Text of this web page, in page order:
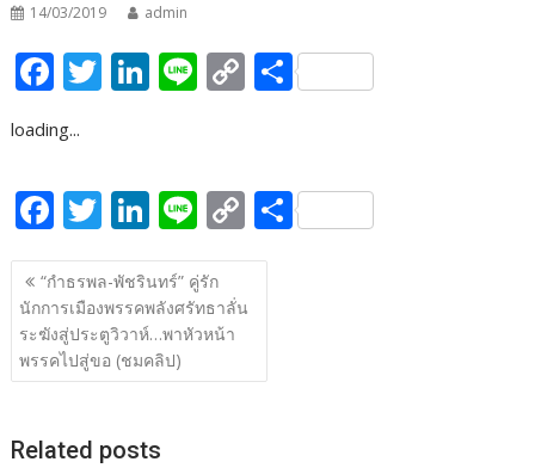
14/03/2019 admin
F
e
b
o
o
k
T
er
Li
e
dI
n
Li C
y
Li
n
k
S
e
loading...
F
ac
e
b
o
k
T
w
itt
er
Li
n
k
e
dI
Li
n
e
C
o
y
S
แนะแนว
เรื่อง
“กำธรพล-พัชรินทร์” คู่รัก
นักการเมืองพรรคพลังศรัทธาลั่น
ระฆังสู่ประตูวิวาห์…พาหัวหน้า
พรรคไปสู่ขอ (ชมคลิป)
Related posts